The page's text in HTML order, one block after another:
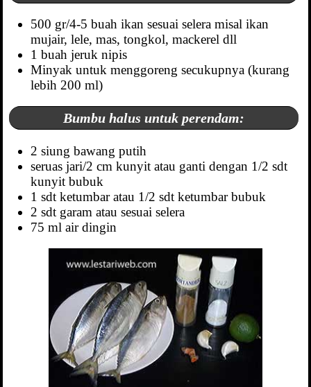
500 gr/4-5 buah ikan sesuai selera misal ikan
mujair, lele, mas, tongkol, mackerel dll
1 buah jeruk nipis
Minyak untuk menggoreng secukupnya (kurang
lebih 200 ml)
Bumbu halus untuk perendam:
2 siung bawang putih
seruas jari/2 cm kunyit atau ganti dengan 1/2 sdt
kunyit bubuk
1 sdt ketumbar atau 1/2 sdt ketumbar bubuk
2 sdt garam atau sesuai selera
75 ml air dingin